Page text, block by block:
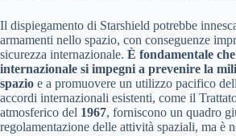
Il dispiegamento di Starshield potrebbe
armamenti nello spazio, con conseguenze
sicurezza internazionale. È fondamentale
internazionale si impegni a prevenire la
spazio e a promuovere un utilizzo pacifico
accordi internazionali esistenti, come il
atmosferico del 1967, forniscono un quadro
regolamentazione delle attività spaziali, ma è